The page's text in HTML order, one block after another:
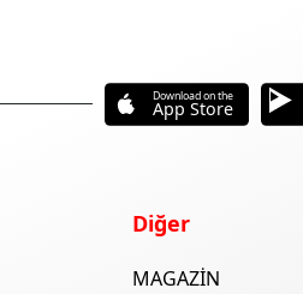
Download on the
App Store
Diğer
MAGAZİN